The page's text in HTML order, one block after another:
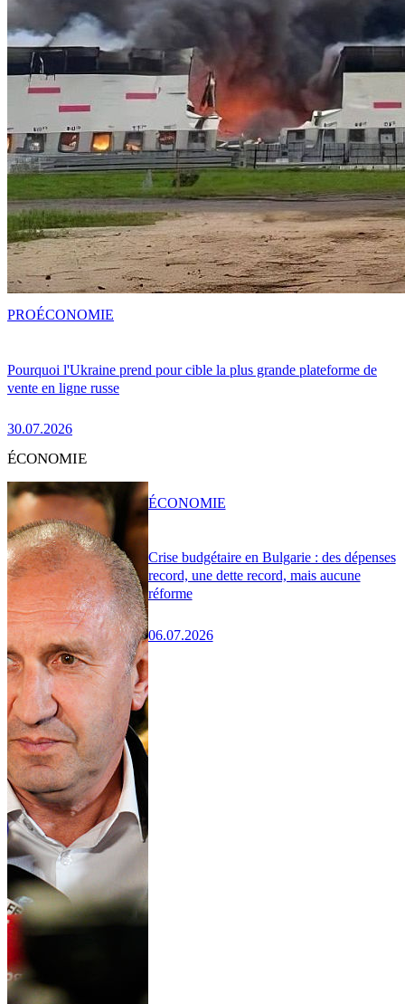
Pourquoi l'Ukraine prend pour cible la plus grande plateforme de
vente en ligne russe
30.07.2026
PROÉCONOMIE
ÉCONOMIE
Crise budgétaire en Bulgarie : des dépenses
record, une dette record, mais aucune
réforme
06.07.2026
ÉCONOMIE